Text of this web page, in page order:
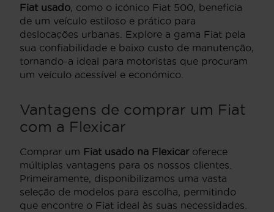
Fiat usado , como o icónico Fiat 500, beneficia
de um veículo estiloso e prático para
deslocações urbanas. Explore a gama Fiat pela
sua confiabilidade e baixo custo de manutenção,
tornando-a ideal para motoristas que procuram
um veículo acessível e económico.
Vantagens de comprar um Fiat
com a Flexicar
Comprar um Fiat usado na Flexicaroferece
múltiplas vantagens para os nossos clientes.
Primeiramente, disponibilizamos uma vasta
seleção de modelos para escolha, permitindo
que encontre o Fiat ideal às suas necessidades.